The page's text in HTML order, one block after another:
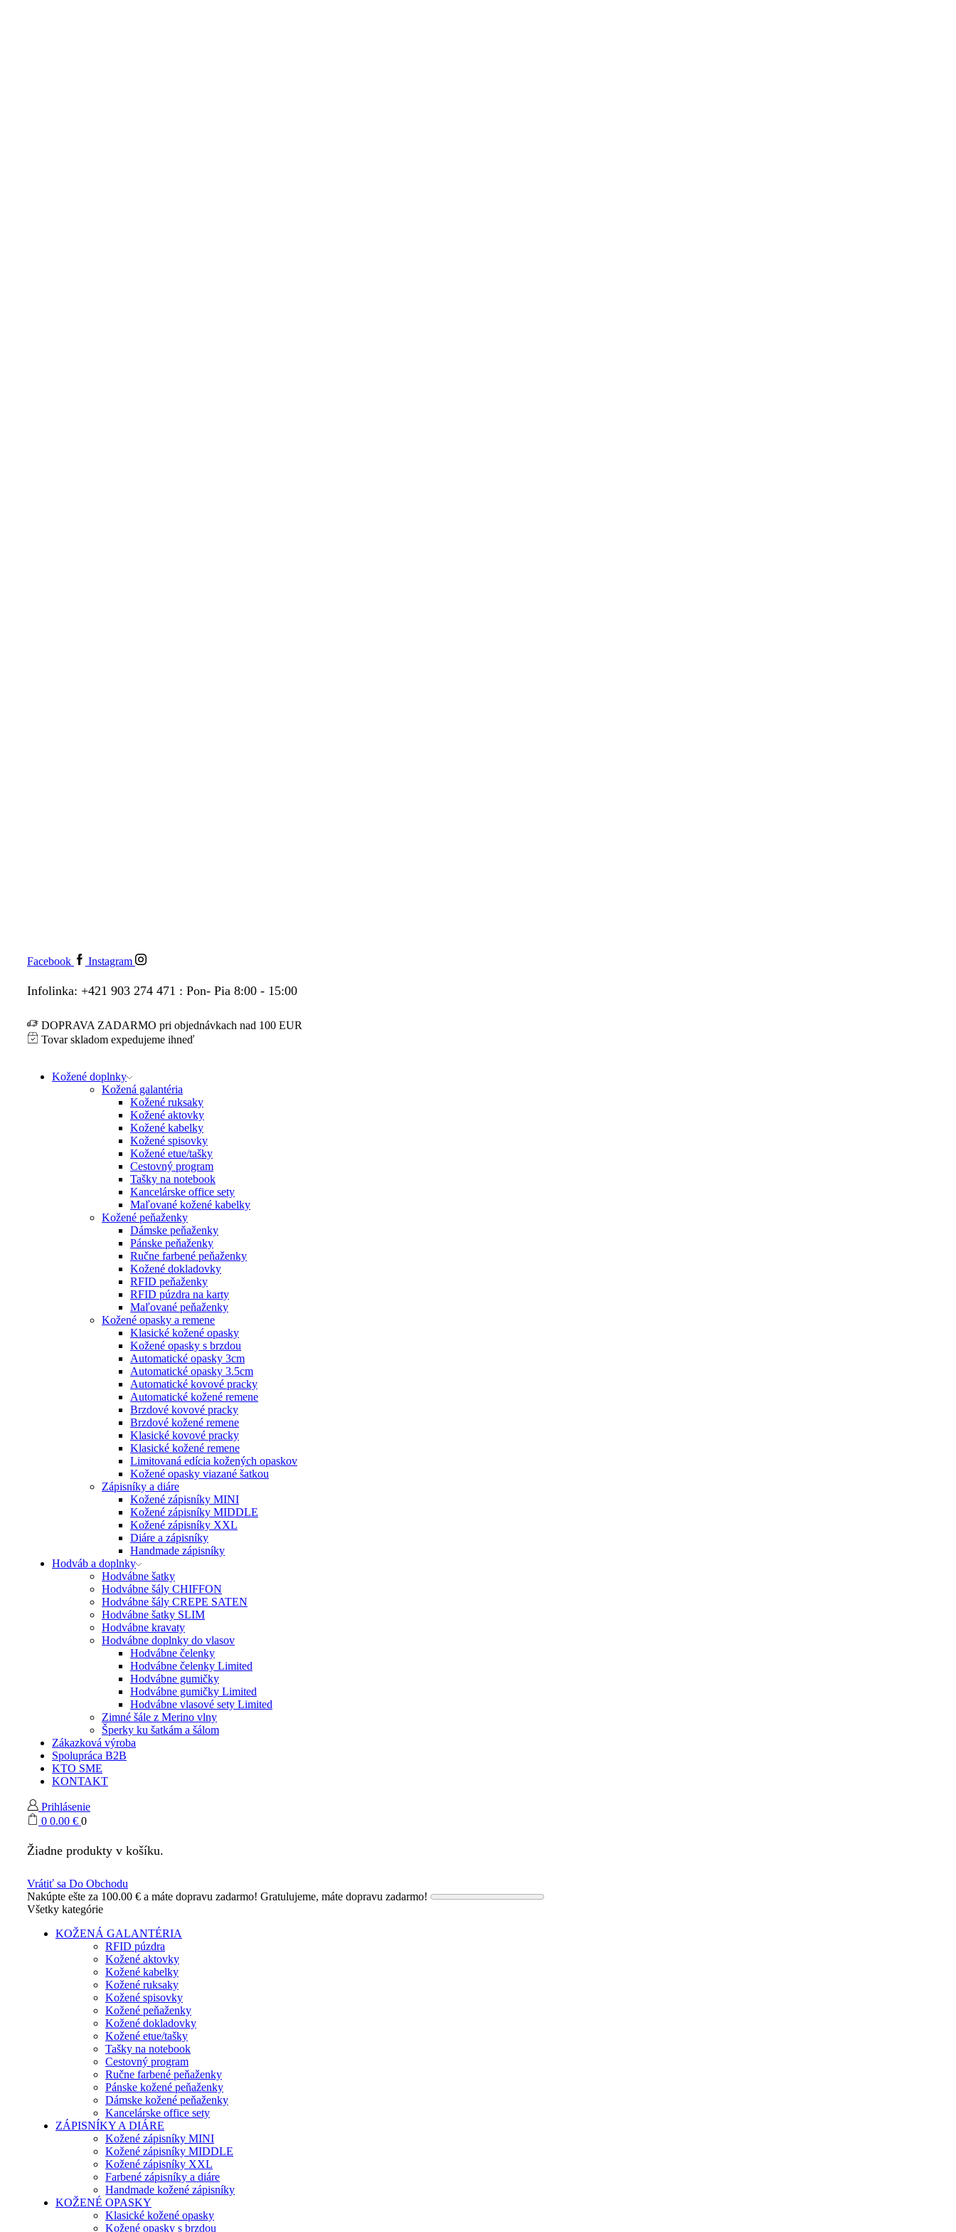
Facebook Instagram
Infolinka: +421 903 274 471 : Pon- Pia 8:00 - 15:00
DOPRAVA ZADARMO pri objednávkach nad 100 EUR
Tovar skladom expedujeme ihneď
Kožené doplnky
Kožená galantéria
Kožené ruksaky
Kožené aktovky
Kožené kabelky
Kožené spisovky
Kožené etue/tašky
Cestovný program
Tašky na notebook
Kancelárske office sety
Maľované kožené kabelky
Kožené peňaženky
Dámske peňaženky
Pánske peňaženky
Ručne farbené peňaženky
Kožené dokladovky
RFID peňaženky
RFID púzdra na karty
Maľované peňaženky
Kožené opasky a remene
Klasické kožené opasky
Kožené opasky s brzdou
Automatické opasky 3cm
Automatické opasky 3.5cm
Automatické kovové pracky
Automatické kožené remene
Brzdové kovové pracky
Brzdové kožené remene
Klasické kovové pracky
Klasické kožené remene
Limitovaná edícia kožených opaskov
Kožené opasky viazané šatkou
Zápisníky a diáre
Kožené zápisníky MINI
Kožené zápisníky MIDDLE
Kožené zápisníky XXL
Diáre a zápisníky
Handmade zápisníky
Hodváb a doplnky
Hodvábne šatky
Hodvábne šály CHIFFON
Hodvábne šály CREPE SATEN
Hodvábne šatky SLIM
Hodvábne kravaty
Hodvábne doplnky do vlasov
Hodvábne čelenky
Hodvábne čelenky Limited
Hodvábne gumičky
Hodvábne gumičky Limited
Hodvábne vlasové sety Limited
Zimné šále z Merino vlny
Šperky ku šatkám a šálom
Zákazková výroba
Spolupráca B2B
KTO SME
KONTAKT
Prihlásenie
0 0.00 € 0
Žiadne produkty v košíku.
Vrátiť sa Do Obchodu
Nakúpte ešte za 100.00 € a máte dopravu zadarmo! Gratulujeme, máte dopravu zadarmo!
Všetky kategórie
KOŽENÁ GALANTÉRIA
RFID púzdra
Kožené aktovky
Kožené kabelky
Kožené ruksaky
Kožené spisovky
Kožené peňaženky
Kožené dokladovky
Kožené etue/tašky
Tašky na notebook
Cestovný program
Ručne farbené peňaženky
Pánske kožené peňaženky
Dámske kožené peňaženky
Kancelárske office sety
ZÁPISNÍKY A DIÁRE
Kožené zápisníky MINI
Kožené zápisníky MIDDLE
Kožené zápisníky XXL
Farbené zápisníky a diáre
Handmade kožené zápisníky
KOŽENÉ OPASKY
Klasické kožené opasky
Kožené opasky s brzdou